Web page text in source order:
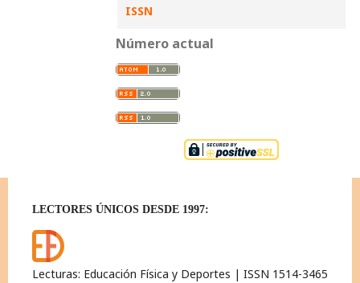
ISSN
Número actual
LECTORES ÚNICOS DESDE 1997:
Lecturas: Educación Física y Deportes | ISSN 1514-3465